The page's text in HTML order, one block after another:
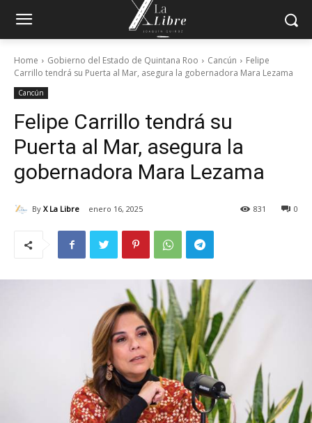
Home Gobierno del Estado de Quintana Roo Cancún
Felipe
Carrillo tendrá su Puerta al Mar, asegura la gobernadora Mara Lezama
Cancún
Felipe Carrillo tendrá su
Puerta al Mar, asegura la
gobernadora Mara Lezama
By X La Libre enero 16, 2025 0
831